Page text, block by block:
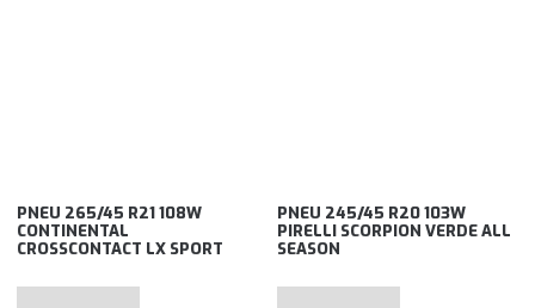
PNEU 265/45 R21 108W
CONTINENTAL
CROSSCONTACT LX SPORT
PNEU 245/45 R20 103W
PIRELLI SCORPION VERDE ALL
SEASON